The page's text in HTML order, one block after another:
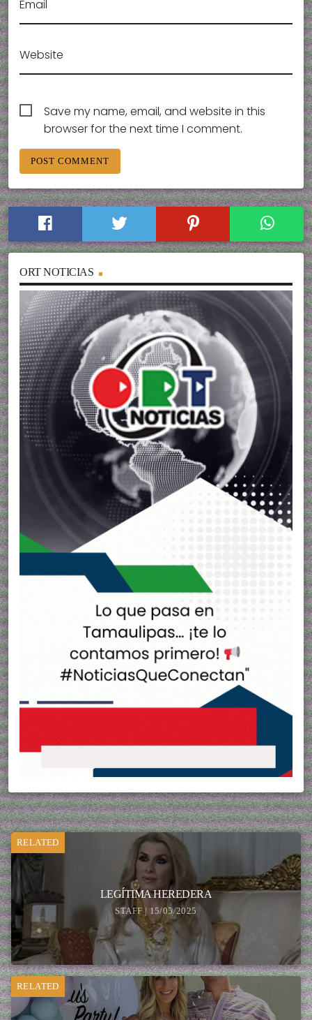
Email
Website
Save my name, email, and website in this
browser for the next time I comment.
ORT NOTICIAS
RELATED
LEGÍTIMA HEREDERA
STAFF | 15/05/2025
RELATED